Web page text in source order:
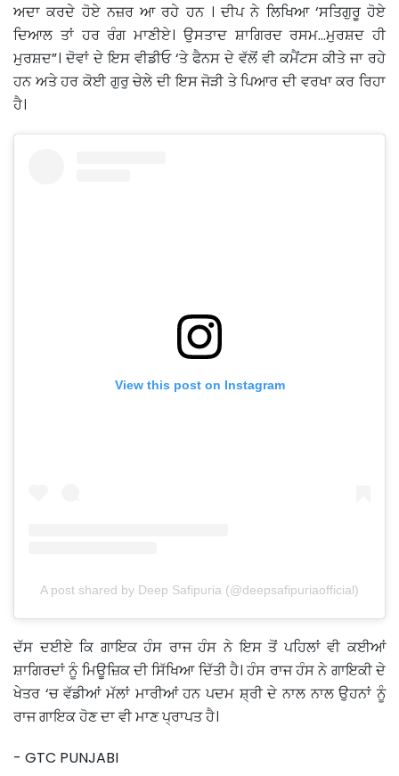
ਅਦਾ ਕਰਦੇ ਹੋਏ ਨਜ਼ਰ ਆ ਰਹੇ ਹਨ । ਦੀਪ ਨੇ ਲਿਖਿਆ ‘ਸਤਿਗੁਰੂ ਹੋਏ
ਦਿਆਲ ਤਾਂ ਹਰ ਰੰਗ ਮਾਣੀਏ। ਉਸਤਾਦ ਸ਼ਾਗਿਰਦ ਰਸਮ…ਮੁਰਸ਼ਦ ਹੀ
ਮੁਰਸ਼ਦ”। ਦੋਵਾਂ ਦੇ ਇਸ ਵੀਡੀਓ ‘ਤੇ ਫੈਨਸ ਦੇ ਵੱਲੋਂ ਵੀ ਕਮੈਂਟਸ ਕੀਤੇ ਜਾ ਰਹੇ
ਹਨ ਅਤੇ ਹਰ ਕੋਈ ਗੁਰੁ ਚੇਲੇ ਦੀ ਇਸ ਜੋੜੀ ਤੇ ਪਿਆਰ ਦੀ ਵਰਖਾ ਕਰ ਰਿਹਾ
ਹੈ।
View this post on Instagram
A post shared by Deep Safipuria (@deepsafipuriaofficial)
ਦੱਸ ਦਈਏ ਕਿ ਗਾਇਕ ਹੰਸ ਰਾਜ ਹੰਸ ਨੇ ਇਸ ਤੋਂ ਪਹਿਲਾਂ ਵੀ ਕਈਆਂ
ਸ਼ਾਗਿਰਦਾਂ ਨੂੰ ਮਿਊਜ਼ਿਕ ਦੀ ਸਿੱਖਿਆ ਦਿੱਤੀ ਹੈ। ਹੰਸ ਰਾਜ ਹੰਸ ਨੇ ਗਾਇਕੀ ਦੇ
ਖੇਤਰ ‘ਚ ਵੱਡੀਆਂ ਮੱਲਾਂ ਮਾਰੀਆਂ ਹਨ ਪਦਮ ਸ਼੍ਰੀ ਦੇ ਨਾਲ ਨਾਲ ਉਹਨਾਂ ਨੂੰ
ਰਾਜ ਗਾਇਕ ਹੋਣ ਦਾ ਵੀ ਮਾਣ ਪ੍ਰਾਪਤ ਹੈ।
- GTC PUNJABI